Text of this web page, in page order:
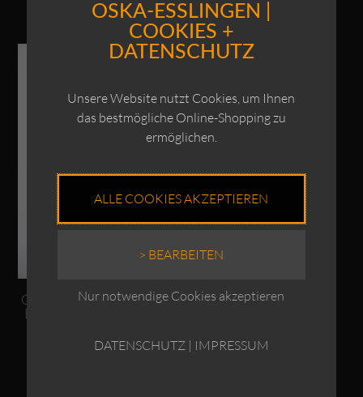
Dieses Produkt weist mehrere Varianten auf. Die Optionen können auf der Produktseite gewählt werden
OSKA Hose 522 / Leinen-
Baumwolle / Hahnentritt
229,00
OSKA-ESSLINGEN |
COOKIES +
DATENSCHUTZ
Unsere Website nutzt Cookies, um Ihnen
das bestmögliche Online-Shopping zu
ermöglichen.
ALLE COOKIES AKZEPTIEREN
> BEARBEITEN
Nur notwendige Cookies akzeptieren
DATENSCHUTZ | IMPRESSUM